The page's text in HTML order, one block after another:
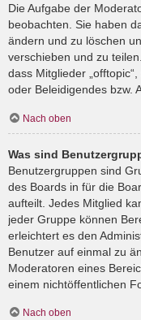
Die Aufgabe der
beobachten. Sie haben
ändern und zu löschen
verschieben und zu
dass Mitglieder
oder Beleidigendes bzw.
Nach oben
Was sind
Benutzergruppen sind
des Boards in für die
aufteilt. Jedes Mitglied
jeder Gruppe können
erleichtert es den
Benutzer auf einmal zu
Moderatoren eines
einem nichtöffentlichen
Nach oben